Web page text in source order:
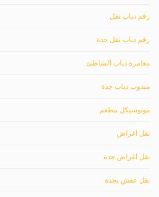
رقم دباب نقل
رقم دباب نقل جدة
مغامرة دباب الشاطئ
مندوب دباب جدة
موتوسيكل مطعم
نقل اغراض
نقل اغراض جدة
نقل عفش بجدة